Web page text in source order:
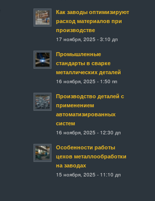
Как заводы оптимизируют
расход материалов при
производстве
17 ноября, 2025 - 3:10 дп
Промышленные
стандарты в сварке
металлических деталей
16 ноября, 2025 - 1:50 пп
Производство деталей с
применением
автоматизированных
систем
16 ноября, 2025 - 12:30 дп
Особенности работы
цехов металлообработки
на заводах
15 ноября, 2025 - 11:10 дп